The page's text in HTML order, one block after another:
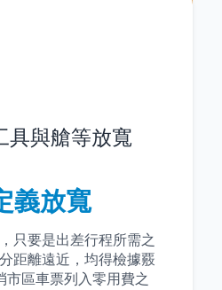
具與艙等放寬
義放寬
只要是出差行程所需之
距離遠近，均得檢據覈
市區車票列入零用費之